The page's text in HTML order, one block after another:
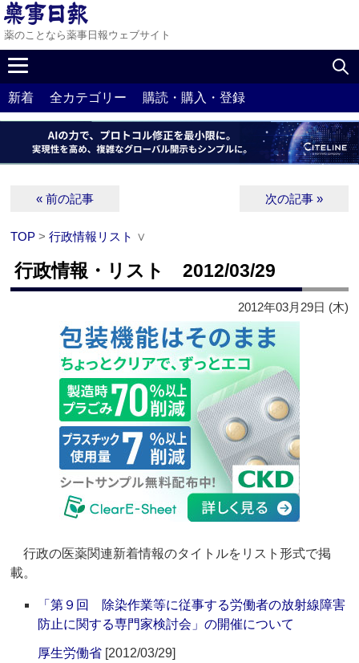
薬のことなら薬事日報ウェブサイト
新着 全カテゴリー 購読・購入・登録
« 前の記事 次の記事 »
TOP >行政情報リスト ∨
行政情報・リスト 2012/03/29
2012年03月29日 (木)
行政の医薬関連新着情報のタイトルをリスト形式で掲
載。
「第９回 除染作業等に従事する労働者の放射線障害
防止に関する専門家検討会」の開催について
厚生労働省 [2012/03/29]